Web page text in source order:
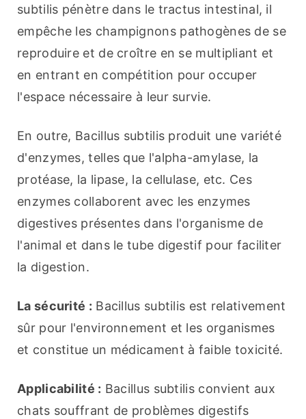
subtilis pénètre dans le tractus intestinal, il
empêche les champignons pathogènes de se
reproduire et de croître en se multipliant et
en entrant en compétition pour occuper
l'espace nécessaire à leur survie.
En outre, Bacillus subtilis produit une variété
d'enzymes, telles que l'alpha-amylase, la
protéase, la lipase, la cellulase, etc. Ces
enzymes collaborent avec les enzymes
digestives présentes dans l'organisme de
l'animal et dans le tube digestif pour faciliter
la digestion.
La sécurité : Bacillus subtilis est relativement
sûr pour l'environnement et les organismes
et constitue un médicament à faible toxicité.
Applicabilité : Bacillus subtilis convient aux
chats souffrant de problèmes digestifs